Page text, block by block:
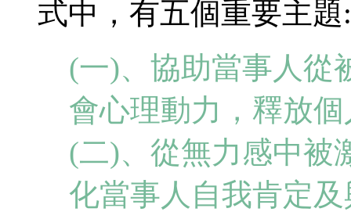
式中，有五個重要主題:
(一)、協助當事人從
會心理動力，釋放
(二)、從無力感中被
化當事人自我肯定